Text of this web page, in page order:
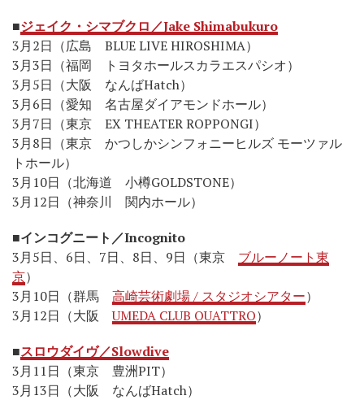
■ジェイク・シマブクロ／Jake Shimabukuro
3月2日（広島 BLUE LIVE HIROSHIMA）
3月3日（福岡 トヨタホールスカラエスパシオ）
3月5日（大阪 なんばHatch）
3月6日（愛知 名古屋ダイアモンドホール）
3月7日（東京 EX THEATER ROPPONGI）
3月8日（東京 かつしかシンフォニーヒルズ モーツァル
トホール）
3月10日（北海道 小樽GOLDSTONE）
3月12日（神奈川 関内ホール）
■インコグニート／Incognito
3月5日、6日、7日、8日、9日（東京 ブルーノート東
京）
3月10日（群馬 高崎芸術劇場 / スタジオシアター）
3月12日（大阪UMEDA CLUB QUATTRO）
■スロウダイヴ／Slowdive
3月11日（東京 豊洲PIT）
3月13日（大阪 なんばHatch）